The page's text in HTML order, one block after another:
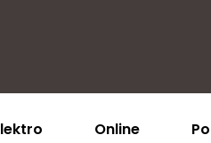
Online